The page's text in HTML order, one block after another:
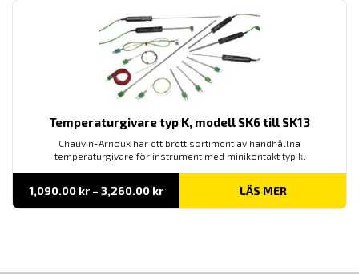
Temperaturgivare typ K, modell SK6 till SK13
Chauvin-Arnoux har ett brett sortiment av handhållna
temperaturgivare för instrument med minikontakt typ k.
1,090.00 kr – 3,260.00 krPrisintervall:
till
LÄS MER